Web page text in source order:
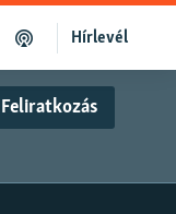
Hírlevél
Feliratkozás